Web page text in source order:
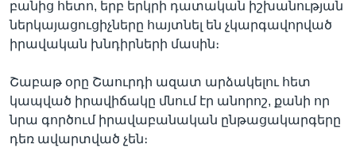
Լեզուներ
բանից հետո, երբ երկրի դատական իշխանության
ներկայացուցիչները հայտնել են չկարգավորված
իրավական խնդիրների մասին։
Շաբաթ օրը Շաուրդի ազատ արձակելու հետ
կապված իրավիճակը մնում էր անորոշ, քանի որ
նրա գործում իրավաբանական ընթացակարգերը
դեռ ավարտված չեն։